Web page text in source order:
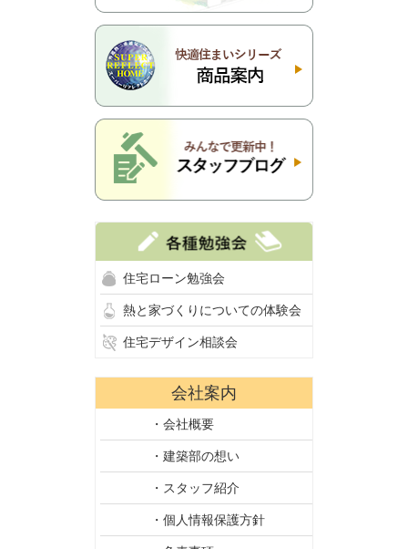
住宅ローン勉強会
熱と家づくりについての体験会
住宅デザイン相談会
会社案内
・会社概要
・建築部の想い
・スタッフ紹介
・個人情報保護方針